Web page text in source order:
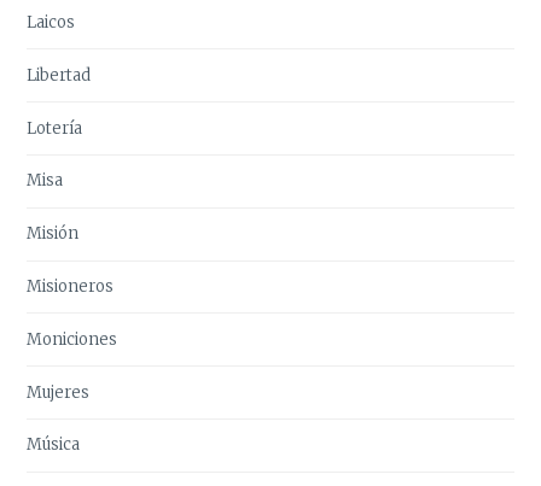
Laicos
Libertad
Lotería
Misa
Misión
Misioneros
Moniciones
Mujeres
Música